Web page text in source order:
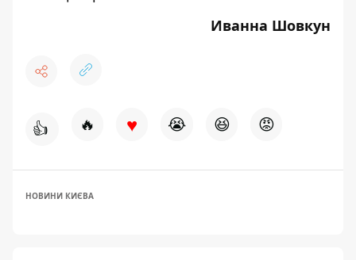
Иванна Шовкун
👍 🔥 ♥ 😭 😆 😡
НОВИНИ КИЄВА